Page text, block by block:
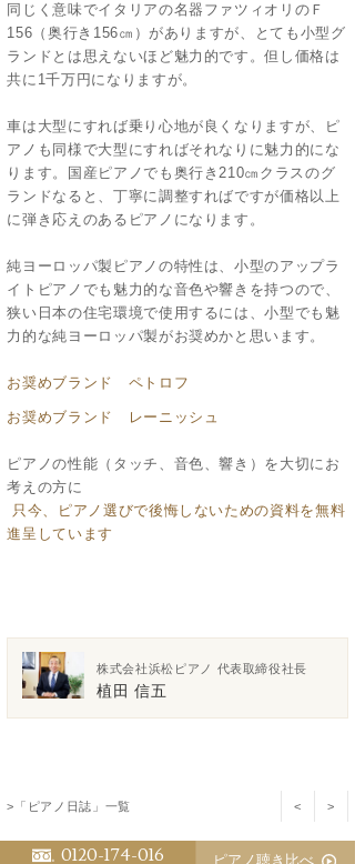
0120-174-016
同じく意味でイタリアの名器ファツィオリのＦ
156（奥行き156㎝）がありますが、とても小型グ
ランドとは思えないほど魅力的です。但し価格は
共に1千万円になりますが。
車は大型にすれば乗り心地が良くなりますが、ピ
アノも同様で大型にすればそれなりに魅力的にな
ります。国産ピアノでも奥行き210㎝クラスのグ
ランドなると、丁寧に調整すればですが価格以上
に弾き応えのあるピアノになります。
純ヨーロッパ製ピアノの特性は、小型のアップラ
イトピアノでも魅力的な音色や響きを持つので、
狭い日本の住宅環境で使用するには、小型でも魅
力的な純ヨーロッパ製がお奨めかと思います。
お奨めブランド ペトロフ
お奨めブランド レーニッシュ
ピアノの性能（タッチ、音色、響き）を大切にお
考えの方に
只今、ピアノ選びで後悔しないための資料を無料
進呈しています
株式会社浜松ピアノ 代表取締役社長
植田 信五
>「ピアノ日誌」一覧 < >
ピアノ聴き比べ